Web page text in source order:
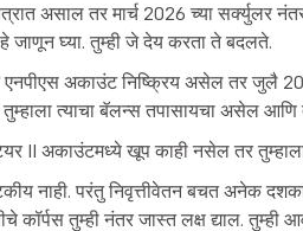
असाल तर मार्च 2026 च्या सर्क्युलर
घ्या. तुम्ही जे देय करता ते बदलते.
अकाउंट निष्क्रिय असेल तर जुलै
त्याचा बॅलन्स तपासायचा असेल आणि
II अकाउंटमध्ये खूप काही नसेल तर
नाही. परंतु निवृत्तीवेतन बचत अनेक
कॉर्पस तुम्ही नंतर जास्त लक्ष द्याल. तुम्ही